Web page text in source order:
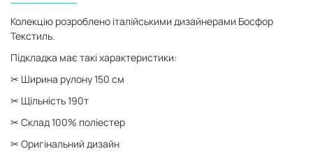
Колекцію розроблено італійськими дизайнерами Босфор
Текстиль.
Підкладка має такі характеристики:
✂ Ширина рулону 150 см
✂ Щільність 190т
✂ Склад 100% поліестер
✂ Оригінальний дизайн